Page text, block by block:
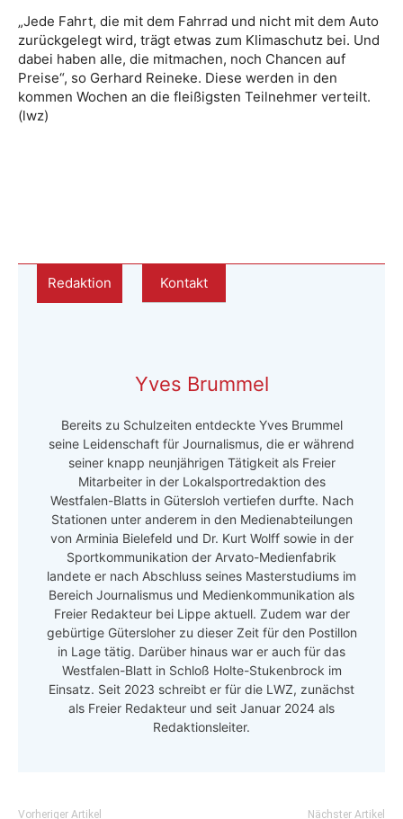
„Jede Fahrt, die mit dem Fahrrad und nicht mit dem Auto
zurückgelegt wird, trägt etwas zum Klimaschutz bei. Und
dabei haben alle, die mitmachen, noch Chancen auf
Preise“, so Gerhard Reineke. Diese werden in den
kommen Wochen an die fleißigsten Teilnehmer verteilt.
(lwz)
Redaktion Kontakt
Yves Brummel
Bereits zu Schulzeiten entdeckte Yves Brummel
seine Leidenschaft für Journalismus, die er während
seiner knapp neunjährigen Tätigkeit als Freier
Mitarbeiter in der Lokalsportredaktion des
Westfalen-Blatts in Gütersloh vertiefen durfte. Nach
Stationen unter anderem in den Medienabteilungen
von Arminia Bielefeld und Dr. Kurt Wolff sowie in der
Sportkommunikation der Arvato-Medienfabrik
landete er nach Abschluss seines Masterstudiums im
Bereich Journalismus und Medienkommunikation als
Freier Redakteur bei Lippe aktuell. Zudem war der
gebürtige Gütersloher zu dieser Zeit für den Postillon
in Lage tätig. Darüber hinaus war er auch für das
Westfalen-Blatt in Schloß Holte-Stukenbrock im
Einsatz. Seit 2023 schreibt er für die LWZ, zunächst
als Freier Redakteur und seit Januar 2024 als
Redaktionsleiter.
Vorheriger Artikel Nächster Artikel